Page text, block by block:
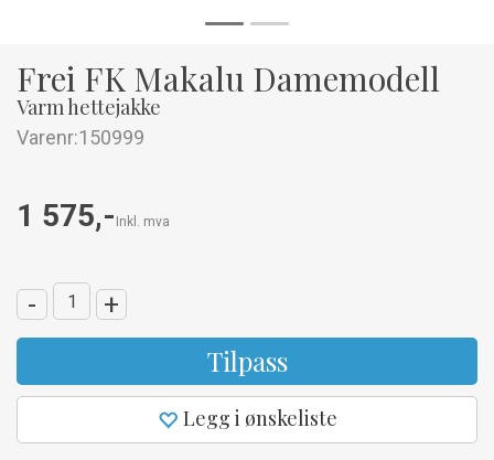
Frei FK Makalu Damemodell
Varm hettejakke
Varenr:150999
1 575,- Inkl. mva
- +
Tilpass
Legg i ønskeliste